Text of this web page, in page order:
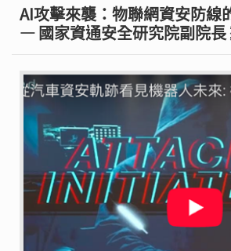
AI攻擊來襲：物聯網資安防線
— 國家資通安全研究院副院長